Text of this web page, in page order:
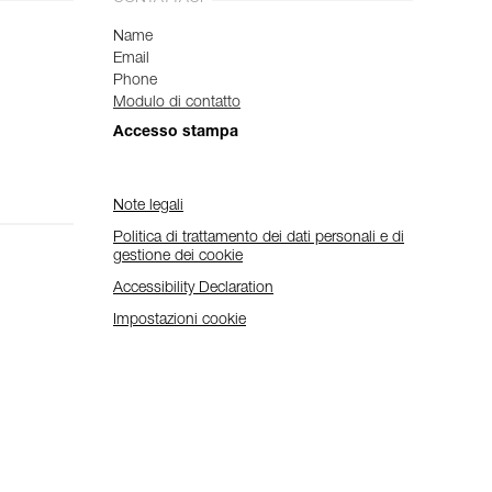
Name
Email
Phone
Modulo di contatto
Accesso stampa
Note legali
Politica di trattamento dei dati personali e di
gestione dei cookie
Accessibility Declaration
Impostazioni cookie